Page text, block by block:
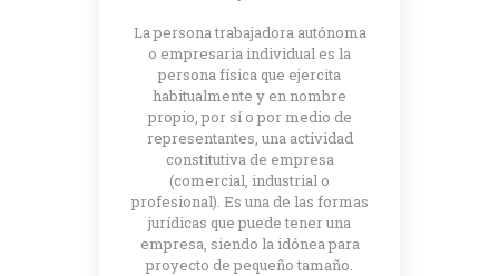
La persona trabajadora autónoma
o empresaria individual es la
persona física que ejercita
habitualmente y en nombre
propio, por sí o por medio de
representantes, una actividad
constitutiva de empresa
(comercial, industrial o
profesional). Es una de las formas
jurídicas que puede tener una
empresa, siendo la idónea para
proyecto de pequeño tamaño.